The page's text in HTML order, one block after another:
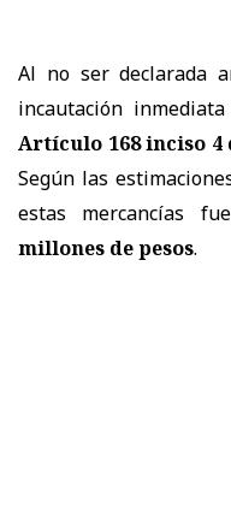
Al no ser declarada
incautación
Artículo 168 inciso 4
Según las
estas mercancías
millones de pesos.